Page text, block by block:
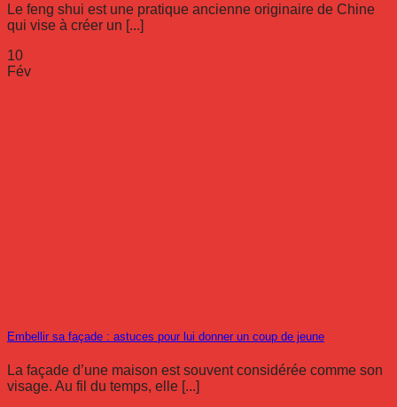
Le feng shui est une pratique ancienne originaire de Chine
qui vise à créer un [...]
10
Fév
Embellir sa façade : astuces pour lui donner un coup de jeune
La façade d’une maison est souvent considérée comme son
visage. Au fil du temps, elle [...]